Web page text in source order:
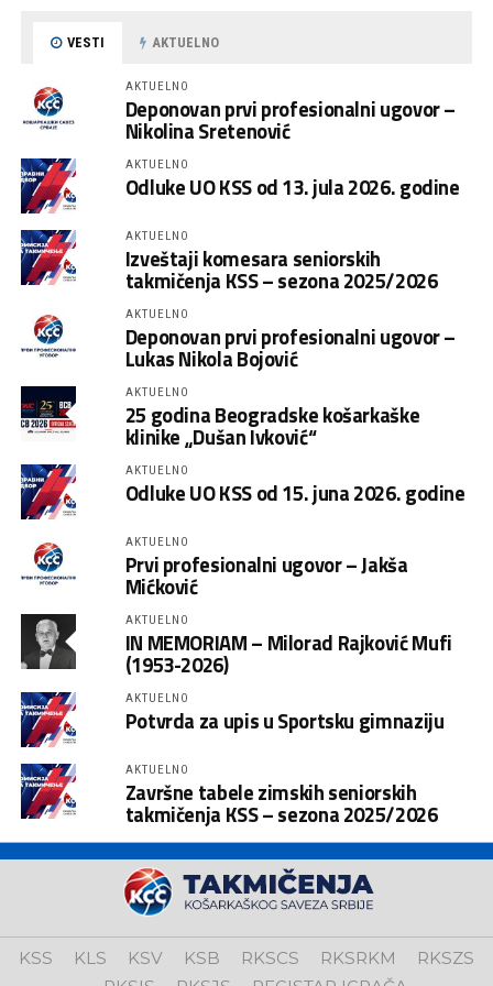
VESTI AKTUELNO
AKTUELNO
Deponovan prvi profesionalni ugovor –
Nikolina Sretenović
AKTUELNO
Odluke UO KSS od 13. jula 2026. godine
AKTUELNO
Izveštaji komesara seniorskih
takmičenja KSS – sezona 2025/2026
AKTUELNO
Deponovan prvi profesionalni ugovor –
Lukas Nikola Bojović
AKTUELNO
25 godina Beogradske košarkaške
klinike „Dušan Ivković“
AKTUELNO
Odluke UO KSS od 15. juna 2026. godine
AKTUELNO
Prvi profesionalni ugovor – Jakša
Mićković
AKTUELNO
IN MEMORIAM – Milorad Rajković Mufi
(1953-2026)
AKTUELNO
Potvrda za upis u Sportsku gimnaziju
AKTUELNO
Završne tabele zimskih seniorskih
takmičenja KSS – sezona 2025/2026
KSS KLS KSV KSB RKSCS RKSRKM
RKSZS